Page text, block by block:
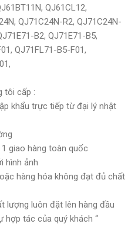
QJ61CL12,
QJ71C24N-R2, QJ71C24N-
B2, QJ71E71-B5,
QJ71FL71-B5-F01,
tôi cấp :
khẩu trực tiếp từ đại lý nhật
giao hàng toàn quốc
hình ảnh
hàng hóa không đạt đủ chất
lượng luôn đặt lên hàng đầu
hợp tác của quý khách “